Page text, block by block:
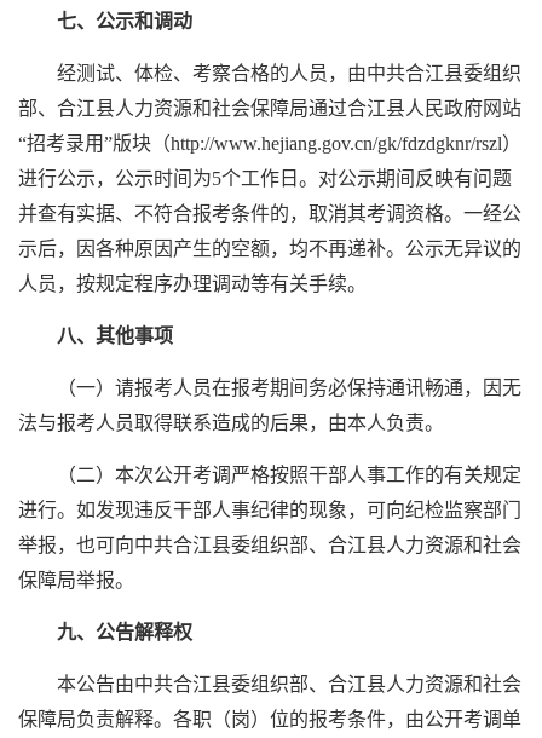
七、公示和调动
经测试、体检、考察合格的人员，由中共合江县委组织
部、合江县人力资源和社会保障局通过合江县人民政府网站
“招考录用”版块（http://www.hejiang.gov.cn/gk/fdzdgknr/rszl）
进行公示，公示时间为5个工作日。对公示期间反映有问题
并查有实据、不符合报考条件的，取消其考调资格。一经公
示后，因各种原因产生的空额，均不再递补。公示无异议的
人员，按规定程序办理调动等有关手续。
八、其他事项
（一）请报考人员在报考期间务必保持通讯畅通，因无
法与报考人员取得联系造成的后果，由本人负责。
（二）本次公开考调严格按照干部人事工作的有关规定
进行。如发现违反干部人事纪律的现象，可向纪检监察部门
举报，也可向中共合江县委组织部、合江县人力资源和社会
保障局举报。
九、公告解释权
本公告由中共合江县委组织部、合江县人力资源和社会
保障局负责解释。各职（岗）位的报考条件，由公开考调单